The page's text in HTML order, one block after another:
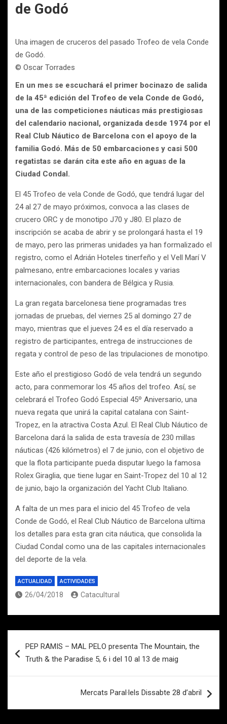
de Godó
Una imagen de cruceros del pasado Trofeo de vela Conde
de Godó.
© Oscar Torrades
En un mes se escuchará el primer bocinazo de salida
de la 45ª edición del Trofeo de vela Conde de Godó,
una de las competiciones náuticas más prestigiosas
del calendario nacional, organizada desde 1974 por el
Real Club Náutico de Barcelona con el apoyo de la
familia Godó. Más de 50 embarcaciones y casi 500
regatistas se darán cita este año en aguas de la
Ciudad Condal.
El 45 Trofeo de vela Conde de Godó, que tendrá lugar del
24 al 27 de mayo próximos, convoca a las clases de
crucero ORC y de monotipo J70 y J80. El plazo de
inscripción se acaba de abrir y se prolongará hasta el 19
de mayo, pero las primeras unidades ya han formalizado el
registro, como el Adrián Hoteles tinerfeño y el Vell Marí V
palmesano, entre embarcaciones locales y varias
internacionales, con bandera de Bélgica y Rusia.
La gran regata barcelonesa tiene programadas tres
jornadas de pruebas, del viernes 25 al domingo 27 de
mayo, mientras que el jueves 24 es el día reservado a
registro de participantes, entrega de instrucciones de
regata y control de peso de las tripulaciones de monotipo.
Este año el prestigioso Godó de vela tendrá un segundo
acto, para conmemorar los 45 años del trofeo. Así, se
celebrará el Trofeo Godó Especial 45º Aniversario, una
nueva regata que unirá la capital catalana con Saint-
Tropez, en la atractiva Costa Azul. El Real Club Náutico de
Barcelona dará la salida de esta travesía de 230 millas
náuticas (426 kilómetros) el 7 de junio, con el objetivo de
que la flota participante pueda disputar luego la famosa
Rolex Giraglia, que tiene lugar en Saint-Tropez del 10 al 12
de junio, bajo la organización del Yacht Club Italiano.
A falta de un mes para el inicio del 45 Trofeo de vela
Conde de Godó, el Real Club Náutico de Barcelona ultima
los detalles para esta gran cita náutica, que consolida la
Ciudad Condal como una de las capitales internacionales
del deporte de la vela.
ACTUALIDAD ACTIVIDADES
26/04/2018 Catacultural
de
PEP RAMIS – MAL PELO presenta The Mountain, the
Truth & the Paradise 5, 6 i del 10 al 13 de maig
Mercats Paral·lels Dissabte 28 d’abril